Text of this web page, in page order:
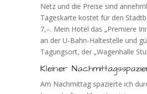
Netz und die Preise sind
Tageskarte kostet für den
7,–. Mein Hotel das „Premiere
an der U-Bahn-Haltestelle und
Tagungsort, der „Wagenhalle
Kleiner
Am Nachmittag spazierte ich